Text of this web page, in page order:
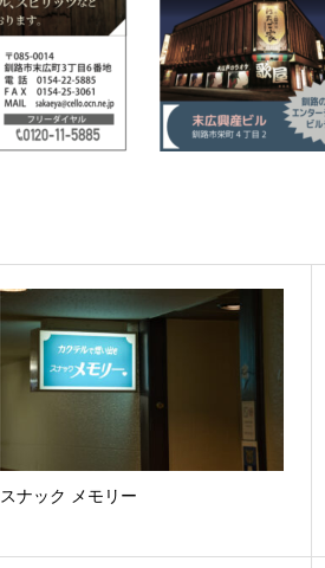
スナック メモリー